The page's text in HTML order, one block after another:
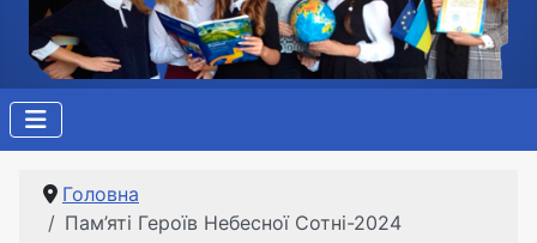
Головна
Пам’яті Героїв Небесної Сотні-2024